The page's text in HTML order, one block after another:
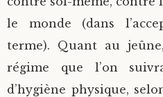
le monde (dans
terme). Quant au
régime que l’on
d’hygiène physique,